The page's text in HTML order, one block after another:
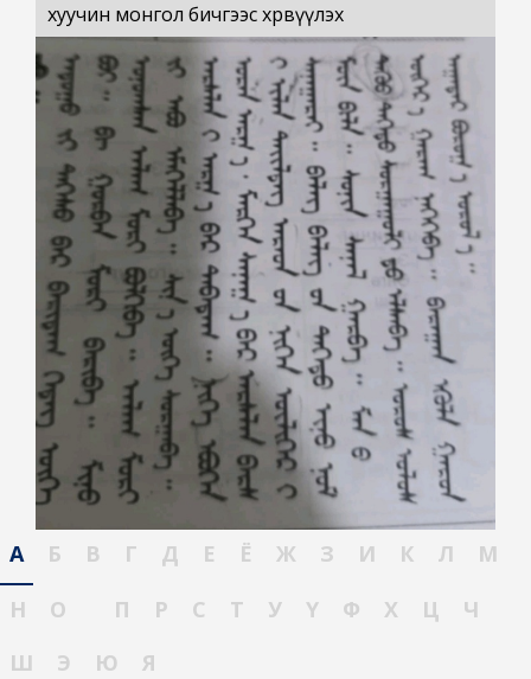
хуучин монгол бичгээс хөрвүүлэх
А Б В Г Д Е Ё Ж З И К Л
М
Н
О П Р С Т У Ү Ф Х Ц
Ч
Ш
Э Ю Я